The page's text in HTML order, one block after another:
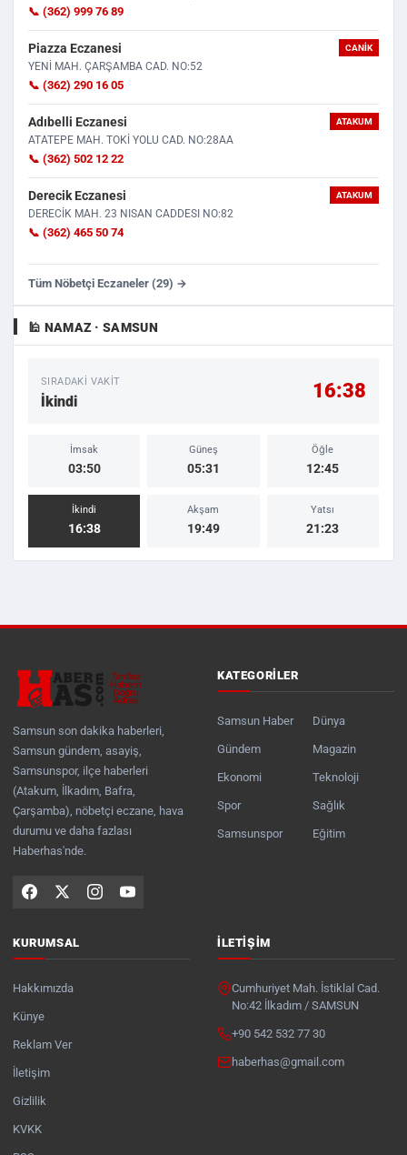
📞 (362) 999 76 89
Piazza Eczanesi CANIK
YENİ MAH. ÇARŞAMBA CAD. NO:52
📞 (362) 290 16 05
Adıbelli Eczanesi ATAKUM
ATATEPE MAH. TOKİ YOLU CAD. NO:28AA
📞 (362) 502 12 22
Derecik Eczanesi ATAKUM
DERECİK MAH. 23 NISAN CADDESI NO:82
📞 (362) 465 50 74
Tüm Nöbetçi Eczaneler (29) →
🕌 NAMAZ · SAMSUN
SIRADAKI VAKIT
İkindi 16:38
İmsak
03:50
Güneş
05:31
Öğle
12:45
İkindi
16:38
Akşam
19:49
Yatsı
21:23
Samsun son dakika haberleri,
Samsun gündem, asayiş,
Samsunspor, ilçe haberleri
(Atakum, İlkadım, Bafra,
Çarşamba), nöbetçi eczane, hava
durumu ve daha fazlası
Haberhas'nde.
KATEGORILER
Samsun Haber
Gündem
Ekonomi
Spor
Samsunspor
Dünya
Magazin
Teknoloji
Sağlık
Eğitim
KURUMSAL
Hakkımızda
Künye
Reklam Ver
İletişim
Gizlilik
KVKK
İLETIŞIM
Cumhuriyet Mah. İstiklal Cad.
No:42 İlkadım / SAMSUN
+90 542 532 77 30
haberhas@gmail.com